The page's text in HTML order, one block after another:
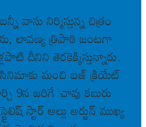
వాసు నిర్మిస్తున్న చిత్రం
లావ‌ణ్య త్రిపాఠి జంట‌గా
దీనిని తెర‌కెక్కిస్తున్నారు.
మంచి బజ్ క్రియేట్
జ‌రిగే ‘చావు క‌బురు
స్టార్ అల్లు అర్జున్ ముఖ్య